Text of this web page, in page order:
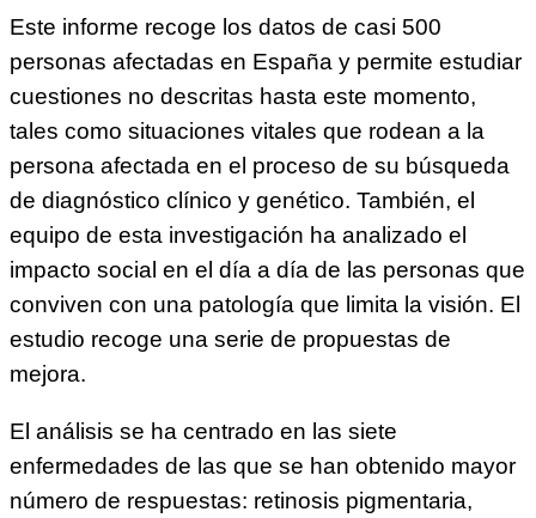
Este informe recoge los datos de casi 500
personas afectadas en España y permite estudiar
cuestiones no descritas hasta este momento,
tales como situaciones vitales que rodean a la
persona afectada en el proceso de su búsqueda
de diagnóstico clínico y genético. También, el
equipo de esta investigación ha analizado el
impacto social en el día a día de las personas que
conviven con una patología que limita la visión. El
estudio recoge una serie de propuestas de
mejora.
El análisis se ha centrado en las siete
enfermedades de las que se han obtenido mayor
número de respuestas: retinosis pigmentaria,